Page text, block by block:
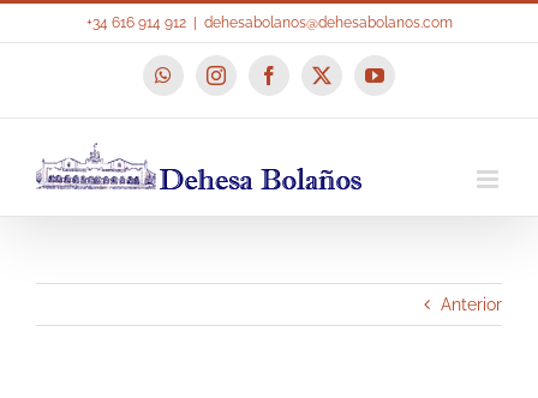
+34 616 914 912 dehesabolanos@dehesabolanos.com
WhatsAppInstagramFacebook
X YouTube
Anterior